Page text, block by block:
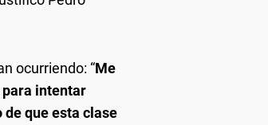
ocurriendo: “Me
intentar
que esta clase